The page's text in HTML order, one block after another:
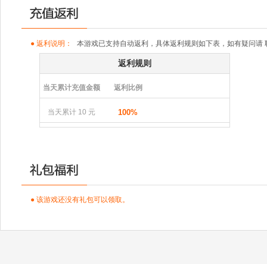
● 返利说明： 本游戏已支持自动返利，具体返利规则如下表，如有疑问请
返利规则
当天累计充值金额 返利比例
当天累计 10 元 100%
● 该游戏还没有礼包可以领取。